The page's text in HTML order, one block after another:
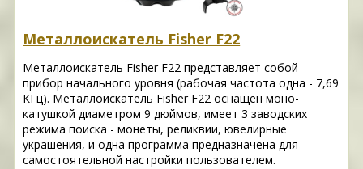
Металлоискатель Fisher F22
Металлоискатель Fisher F22 представляет собой
прибор начального уровня (рабочая частота одна - 7,69
КГц). Металлоискатель Fisher F22 оснащен моно-
катушкой диаметром 9 дюймов, имеет 3 заводских
режима поиска - монеты, реликвии, ювелирные
украшения, и одна программа предназначена для
самостоятельной настройки пользователем.